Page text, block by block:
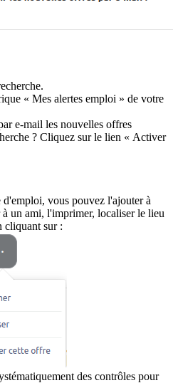
« Mes alertes emploi » de votre
e-mail les nouvelles offres
? Cliquez sur le lien « Activer
vous pouvez l'ajouter à
un ami, l'imprimer, localiser le lieu
cliquant sur :
des contrôles pour